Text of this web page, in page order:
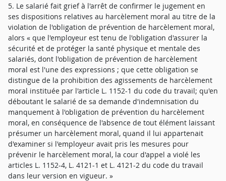
5. Le salarié fait grief à l'arrêt de confirmer le jugement en
ses dispositions relatives au harcèlement moral au titre de la
violation de l'obligation de prévention de harcèlement moral,
alors « que l'employeur est tenu de l'obligation d'assurer la
sécurité et de protéger la santé physique et mentale des
salariés, dont l'obligation de prévention de harcèlement
moral est l'une des expressions ; que cette obligation se
distingue de la prohibition des agissements de harcèlement
moral instituée par l'article L. 1152-1 du code du travail; qu'en
déboutant le salarié de sa demande d'indemnisation du
manquement à l'obligation de prévention du harcèlement
moral, en conséquence de l'absence de tout élément laissant
présumer un harcèlement moral, quand il lui appartenait
d'examiner si l'employeur avait pris les mesures pour
prévenir le harcèlement moral, la cour d'appel a violé les
articles L. 1152-4, L. 4121-1 et L. 4121-2 du code du travail
dans leur version en vigueur. »